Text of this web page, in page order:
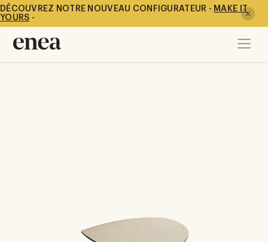
DÉCOUVREZ NOTRE NOUVEAU CONFIGURATEUR - MAKE IT
YOURS -